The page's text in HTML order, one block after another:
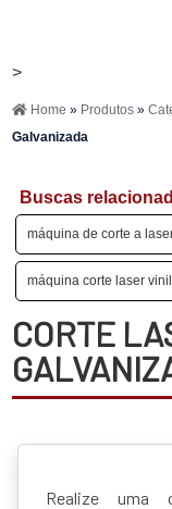
>
Home » Produtos»
Galvanizada
Buscas
máquina de corte a
máquina corte laser vinil
CORTE
Realize uma